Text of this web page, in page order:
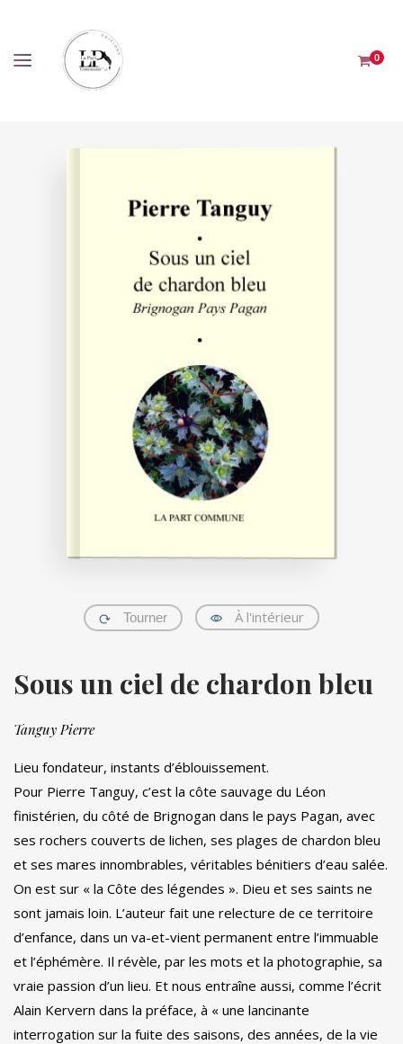
0
Tourner À l'intérieur
Sous un ciel de chardon bleu
Tanguy Pierre
Lieu fondateur, instants d’éblouissement.
Pour Pierre Tanguy, c’est la côte sauvage du Léon
finistérien, du côté de Brignogan dans le pays Pagan, avec
ses rochers couverts de lichen, ses plages de chardon bleu
et ses mares innombrables, véritables bénitiers d’eau salée.
On est sur « la Côte des légendes ». Dieu et ses saints ne
sont jamais loin. L’auteur fait une relecture de ce territoire
d’enfance, dans un va-et-vient permanent entre l’immuable
et l’éphémère. Il révèle, par les mots et la photographie, sa
vraie passion d’un lieu. Et nous entraîne aussi, comme l’écrit
Alain Kervern dans la préface, à « une lancinante
interrogation sur la fuite des saisons, des années, de la vie